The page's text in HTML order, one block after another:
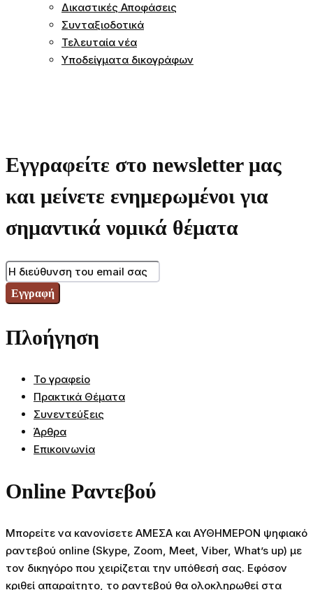
Δικαστικές Αποφάσεις
Συνταξιοδοτικά
Τελευταία νέα
Υποδείγματα δικογράφων
Εγγραφείτε στο newsletter μας
και μείνετε ενημερωμένοι για
σημαντικά νομικά θέματα
Πλοήγηση
Το γραφείο
Πρακτικά Θέματα
Συνεντεύξεις
Άρθρα
Επικοινωνία
Online Ραντεβού
Μπορείτε να κανονίσετε ΑΜΕΣΑ και ΑΥΘΗΜΕΡΟΝ ψηφιακό
ραντεβού online (Skype, Zoom, Meet, Viber, What’s up) με
τον δικηγόρο που χειρίζεται την υπόθεσή σας. Εφόσον
κριθεί απαραίτητο, το ραντεβού θα ολοκληρωθεί στα